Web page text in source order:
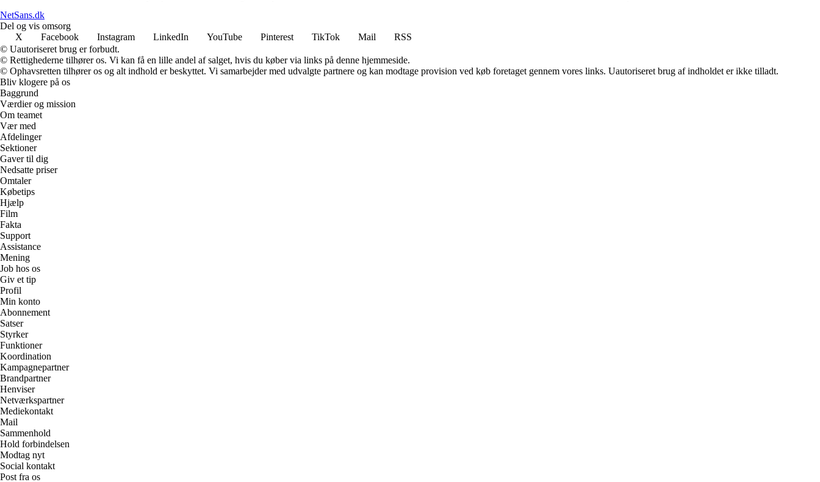
NetSans.dk
Del og vis omsorg
X
Facebook Instagram LinkedIn YouTube Pinterest TikTok Mail
RSS
© Uautoriseret brug er forbudt.
© Rettighederne tilhører os. Vi kan få en lille andel af salget, hvis du køber via links på denne hjemmeside.
© Ophavsretten tilhører os og alt indhold er beskyttet. Vi samarbejder med udvalgte partnere og kan modtage provision ved køb foretaget gennem vores links. Uautoriseret brug af indholdet er ikke tilladt.
Bliv klogere på os
Baggrund
Værdier og mission
Om teamet
Vær med
Afdelinger
Sektioner
Gaver til dig
Nedsatte priser
Omtaler
Købetips
Hjælp
Film
Fakta
Support
Assistance
Mening
Job hos os
Giv et tip
Profil
Min konto
Abonnement
Satser
Styrker
Funktioner
Koordination
Kampagnepartner
Brandpartner
Henviser
Netværkspartner
Mediekontakt
Mail
Sammenhold
Hold forbindelsen
Modtag nyt
Social kontakt
Post fra os